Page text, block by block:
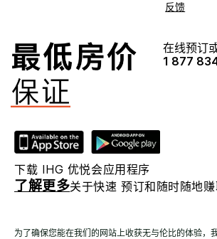
反馈
在线预订
1 877
下载 IHG 优悦会应用程序
了解更多关于快速 预订和随时随地
为了确保您能在我们的网站上收获无与伦比的体验，